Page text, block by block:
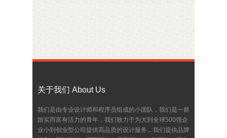
关于我们 About Us
我们是由专业设计师和程序员组成的小团队，我们是一群
踏实而富有活力的青年，我们致力于为大到全球500强企
业小到创业型公司提供高品质的设计服务... 我们提供品牌